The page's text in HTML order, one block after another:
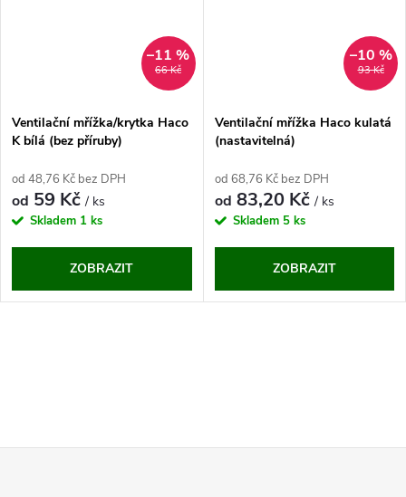
66 Kč
–11 %
Ventilační mřížka/krytka Haco
K bílá (bez příruby)
od 48,76 Kč bez DPH
od 59 Kč/ ks
Skladem 1 ks
ZOBRAZIT
93 Kč
–10 %
Ventilační mřížka Haco kulatá
(nastavitelná)
od 68,76 Kč bez DPH
od 83,20 Kč/ ks
Skladem 5 ks
ZOBRAZIT